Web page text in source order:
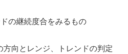
の継続度合をみるもの
向とレンジ、トレンドの判定